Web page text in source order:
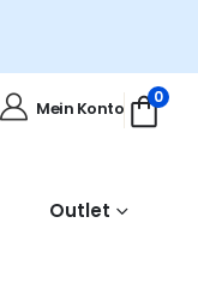
Mein Konto 0
Outlet